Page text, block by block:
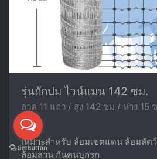
รุ่นถักปม ไวน์แมน 142 ซม.
ลวด 11 แถว / สูง 142 ซม / ห่าง 15
เหมาะสำหรับ ล้อมเขตแดน ล้อมสัต
ล้อมสวน กันคนบุกรุก